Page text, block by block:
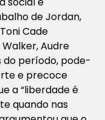
de Jordan,
Cade
Audre
do período, pode-
e precoce
a “liberdade é
quando nas